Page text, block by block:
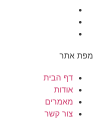
מפת אתר
דף הבית
אודות
מאמרים
צור קשר